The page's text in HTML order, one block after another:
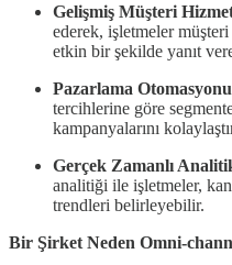
Gelişmiş Müşteri
ederek, işletmeler
etkin bir şekilde yanıt
Pazarlama
tercihlerine göre
kampanyalarını
Gerçek Zamanlı
analitiği ile işletmeler,
trendleri belirleyebilir.
Bir Şirket Neden Omni-